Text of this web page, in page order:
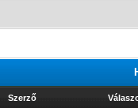
Szerző